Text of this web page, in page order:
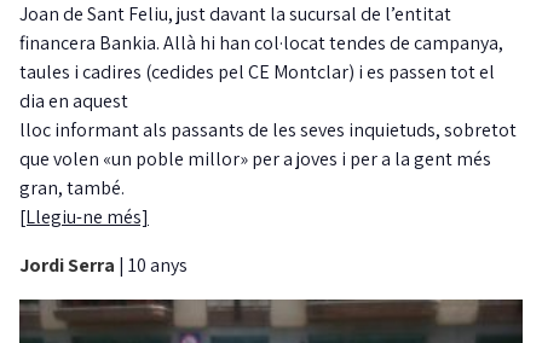
Joan de Sant Feliu, just davant la sucursal de l’entitat
financera Bankia. Allà hi han col·locat tendes de campanya,
taules i cadires (cedides pel CE Montclar) i es passen tot el
dia en aquest
lloc informant als passants de les seves inquietuds, sobretot
que volen «un poble millor» per a joves i per a la gent més
gran, també.
[Llegiu-ne més]
Jordi Serra | 10 anys